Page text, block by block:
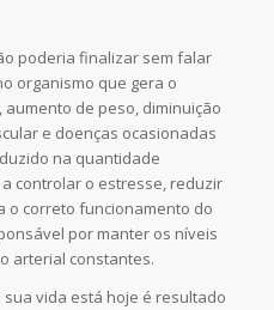
poderia finalizar sem falar
organismo que gera o
de peso, diminuição
e doenças ocasionadas
na quantidade
controlar o estresse, reduzir
o correto funcionamento do
por manter os níveis
arterial constantes.
vida está hoje é resultado